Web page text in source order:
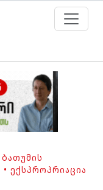
ᲑᲐᲗᲣᲛᲘᲡ
• ᲔᲥᲡᲞᲠᲝᲞᲠᲘᲐᲪᲘᲐ